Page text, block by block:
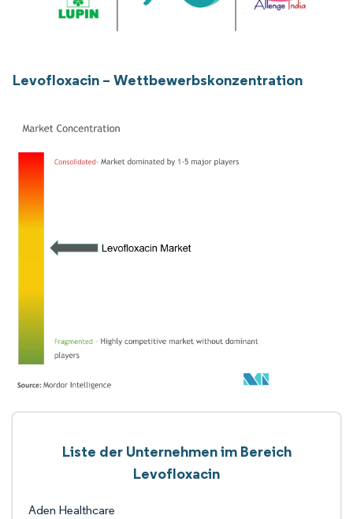
Levofloxacin – Wettbewerbskonzentration
Liste der Unternehmen im Bereich
Levofloxacin
Aden Healthcare